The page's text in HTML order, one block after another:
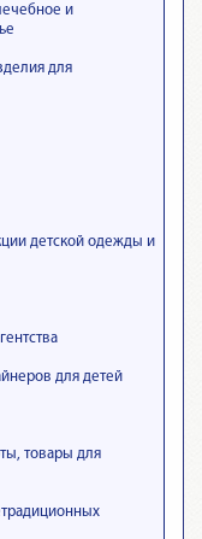
и
для
детской одежды и
для детей
товары для